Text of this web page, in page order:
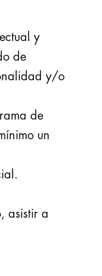
y
de
y/o
de
un
asistir a